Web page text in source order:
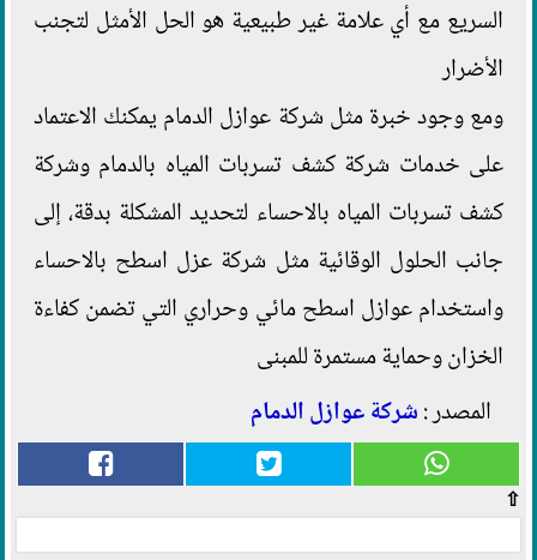
السريع مع أي علامة غير طبيعية هو الحل الأمثل لتجنب
الأضرار
ومع وجود خبرة مثل شركة عوازل الدمام يمكنك الاعتماد
على خدمات شركة كشف تسربات المياه بالدمام وشركة
كشف تسربات المياه بالاحساء لتحديد المشكلة بدقة، إلى
جانب الحلول الوقائية مثل شركة عزل اسطح بالاحساء
واستخدام عوازل اسطح مائي وحراري التي تضمن كفاءة
الخزان وحماية مستمرة للمبنى
المصدر :شركة عوازل الدمام
⇧